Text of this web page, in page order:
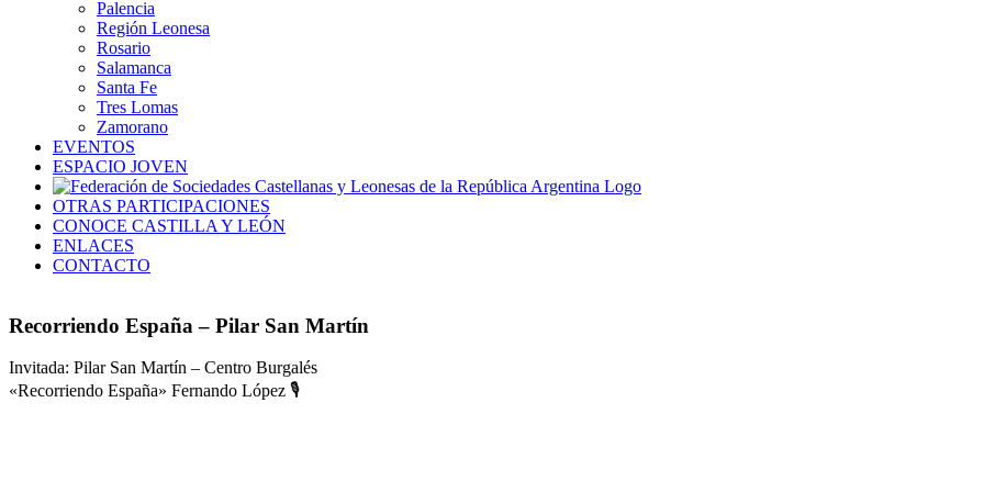
Palencia
Región Leonesa
Rosario
Salamanca
Santa Fe
Tres Lomas
Zamorano
EVENTOS
ESPACIO JOVEN
OTRAS PARTICIPACIONES
CONOCE CASTILLA Y LEÓN
ENLACES
CONTACTO
Recorriendo España – Pilar San Martín
Invitada: Pilar San Martín – Centro Burgalés
«Recorriendo España» Fernando López 🎙